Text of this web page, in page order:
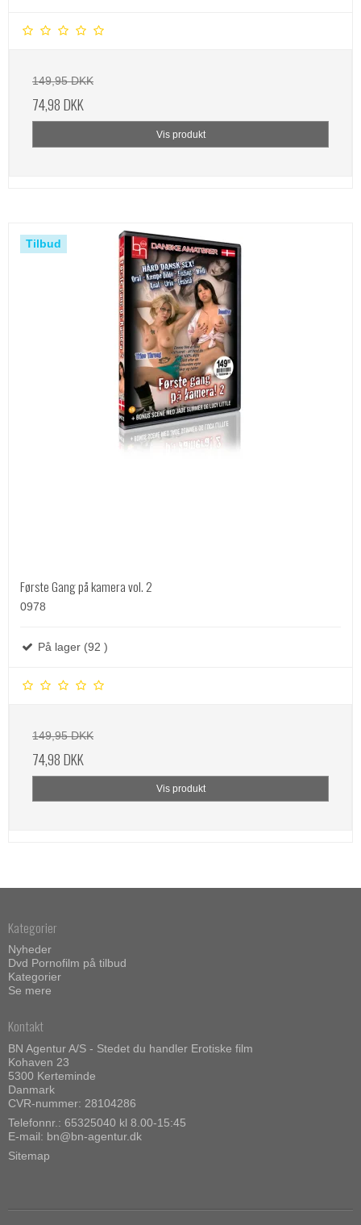
149,95 DKK
74,98 DKK
Vis produkt
Tilbud
Første Gang på kamera vol. 2
0978
På lager (92 )
149,95 DKK
74,98 DKK
Vis produkt
Kategorier
Nyheder
Dvd Pornofilm på tilbud
Kategorier
Se mere
Kontakt
BN Agentur A/S - Stedet du handler Erotiske film
Kohaven 23
5300 Kerteminde
Danmark
CVR-nummer: 28104286
Telefonnr.: 65325040 kl 8.00-15:45
E-mail: bn@bn-agentur.dk
Sitemap